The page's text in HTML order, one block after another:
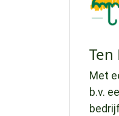
Met
b.v.